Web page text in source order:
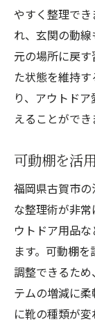
やすく整理で
れ、玄関の動
元の場所に戻
た状態を維持
り、アウトド
えることができ
可動棚を活
福岡県古賀市
な整理術が非
ウトドア用品
ます。可動棚
調整できるた
テムの増減に
に靴の種類が